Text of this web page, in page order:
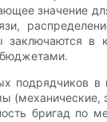
значение
в
бригад